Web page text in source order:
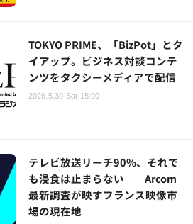
TOKYO PRIME、「BizPot」とタ
イアップ。ビジネス対談コンテ
ンツをタクシーメディアで配信
2026.5.30 Sat 15:00
テレビ放送リーチ90%、それで
も浸食は止まらない——Arcom
最新調査が映すフランス映像市
場の現在地